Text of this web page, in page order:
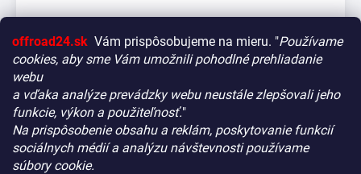
offroad24.sk Vám prispôsobujeme na mieru. "Používame
cookies, aby sme Vám umožnili pohodlné prehliadanie
webu
a vďaka analýze prevádzky webu neustále zlepšovali jeho
funkcie, výkon a použiteľnosť."
Na prispôsobenie obsahu a reklám, poskytovanie funkcií
sociálnych médií a analýzu návštevnosti používame
súbory cookie.
Vitajte! Aby bolo hľadanie tých správnych dielov pre vaše
vozidlo čo najrýchlejšie a najpresnejšie, máme pre vás
malý tip: